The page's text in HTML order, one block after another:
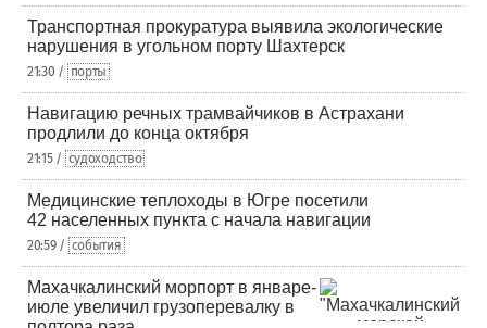
Транспортная прокуратура выявила экологические
нарушения в угольном порту Шахтерск
21:30 / порты
Навигацию речных трамвайчиков в Астрахани
продлили до конца октября
21:15 / судоходство
Медицинские теплоходы в Югре посетили
42 населенных пункта с начала навигации
20:59 / события
Махачкалинский морпорт в январе-
июле увеличил грузоперевалку в